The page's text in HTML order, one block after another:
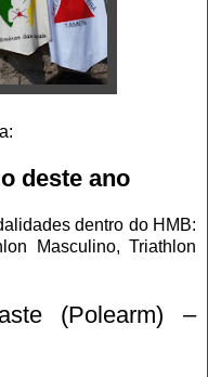
deste ano
dentro do HMB:
Masculino, Triathlon
(Polearm) –